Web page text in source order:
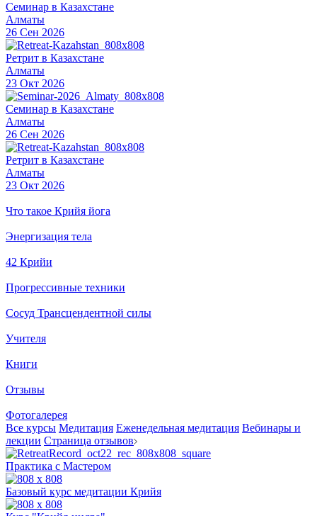
Семинар в Казахстане
Алматы
26 Сен 2026
Ретрит в Казахстане
Алматы
23 Окт 2026
Семинар в Казахстане
Алматы
26 Сен 2026
Ретрит в Казахстане
Алматы
23 Окт 2026
Что такое Крийя йога
Энергизация тела
42 Крийи
Прогрессивные техники
Сосуд Трансцендентной силы
Учителя
Книги
Отзывы
Фотогалерея
Все курсы Медитация Еженедельная медитация Вебинары и
лекции Страница отзывов
Практика с Мастером
Базовый курс медитации Крийя